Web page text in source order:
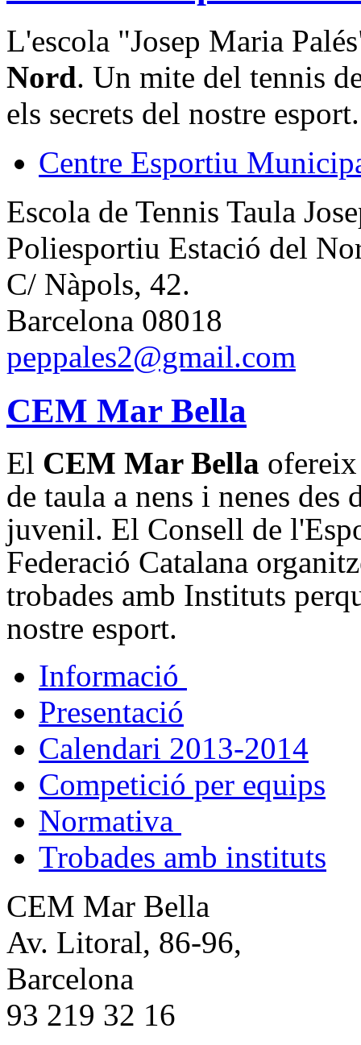
L'escola "Josep Maria
Nord. Un mite del tennis
els secrets del nostre esport.
Centre Esportiu
Escola de Tennis Taula
Poliesportiu Estació del
C/ Nàpols, 42.
Barcelona 08018
peppales2@gmail.com
CEM Mar Bella
El CEM Mar Bella
de taula a nens i nenes
juvenil. El Consell de
Federació Catalana
trobades amb Instituts
nostre esport.
Informació
Presentació
Calendari 2013-2014
Competició per equips
Normativa
Trobades amb instituts
CEM Mar Bella
Av. Litoral, 86-96,
Barcelona
93 219 32 16